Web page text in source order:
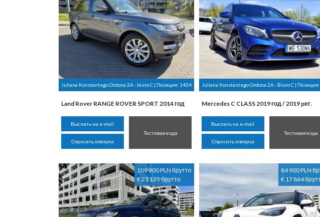
Juliana Konstantego Ordona 2A - biuro C | Позиция: 1434
Land Rover RANGE ROVER SPORT 2014 год
Выслать на e-mail
Спросить опекуна
Тестовая езда
Juliana Konstantego Ordona 2A - Biuro C | Позиция:
Mercedes C CLASS 2019 год / 2019 pег.
Выслать на e-mail
Спросить опекуна
Тестовая езда
109 900 PLN брутто
€ 23 125 брутто
84 900 PLN
€ 17 864